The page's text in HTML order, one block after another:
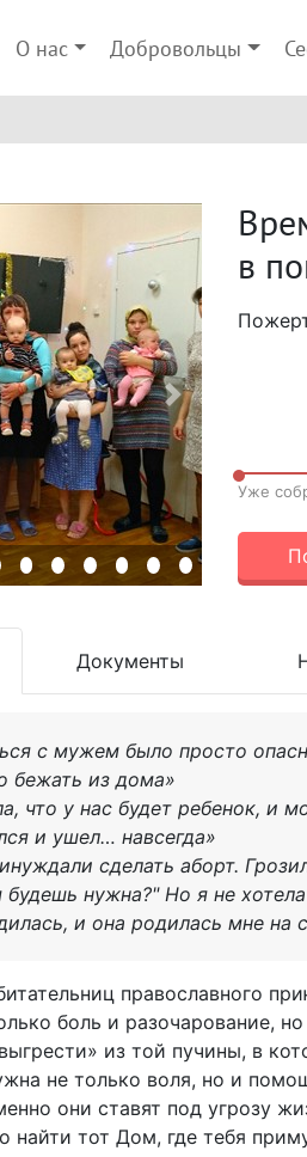
О нас Добровольцы
Next
в
Уже
Документы
с мужем было просто
бежать из дома»
что у нас будет ребенок, и
и ушел… навсегда»
сделать аборт.
будешь нужна?" Но я не
и она родилась мне на
православного
боль и разочарование,
из той пучины, в
не только воля, но и
они ставят под угрозу
найти тот Дом, где тебя